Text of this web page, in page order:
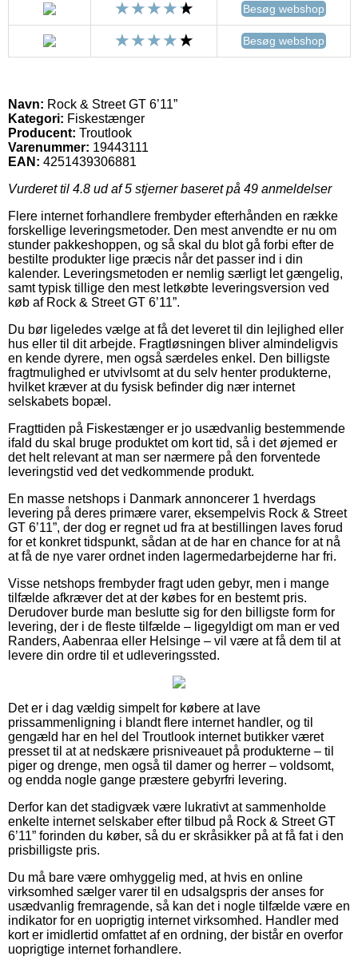
Besøg webshop
Besøg webshop
Navn: Rock & Street GT 6’11”
Kategori: Fiskestænger
Producent: Troutlook
Varenummer: 19443111
EAN: 4251439306881
Vurderet til 4.8 ud af 5 stjerner baseret på 49 anmeldelser
Flere internet forhandlere frembyder efterhånden en række
forskellige leveringsmetoder. Den mest anvendte er nu om
stunder pakkeshoppen, og så skal du blot gå forbi efter de
bestilte produkter lige præcis når det passer ind i din
kalender. Leveringsmetoden er nemlig særligt let gængelig,
samt typisk tillige den mest letkøbte leveringsversion ved
køb af Rock & Street GT 6’11”.
Du bør ligeledes vælge at få det leveret til din lejlighed eller
hus eller til dit arbejde. Fragtløsningen bliver almindeligvis
en kende dyrere, men også særdeles enkel. Den billigste
fragtmulighed er utvivlsomt at du selv henter produkterne,
hvilket kræver at du fysisk befinder dig nær internet
selskabets bopæl.
Fragttiden på Fiskestænger er jo usædvanlig bestemmende
ifald du skal bruge produktet om kort tid, så i det øjemed er
det helt relevant at man ser nærmere på den forventede
leveringstid ved det vedkommende produkt.
En masse netshops i Danmark annoncerer 1 hverdags
levering på deres primære varer, eksempelvis Rock & Street
GT 6’11”, der dog er regnet ud fra at bestillingen laves forud
for et konkret tidspunkt, sådan at de har en chance for at nå
at få de nye varer ordnet inden lagermedarbejderne har fri.
Visse netshops frembyder fragt uden gebyr, men i mange
tilfælde afkræver det at der købes for en bestemt pris.
Derudover burde man beslutte sig for den billigste form for
levering, der i de fleste tilfælde – ligegyldigt om man er ved
Randers, Aabenraa eller Helsinge – vil være at få dem til at
levere din ordre til et udleveringssted.
Det er i dag vældig simpelt for købere at lave
prissammenligning i blandt flere internet handler, og til
gengæld har en hel del Troutlook internet butikker været
presset til at at nedskære prisniveauet på produkterne – til
piger og drenge, men også til damer og herrer – voldsomt,
og endda nogle gange præstere gebyrfri levering.
Derfor kan det stadigvæk være lukrativt at sammenholde
enkelte internet selskaber efter tilbud på Rock & Street GT
6’11” forinden du køber, så du er skråsikker på at få fat i den
prisbilligste pris.
Du må bare være omhyggelig med, at hvis en online
virksomhed sælger varer til en udsalgspris der anses for
usædvanlig fremragende, så kan det i nogle tilfælde være en
indikator for en uoprigtig internet virksomhed. Handler med
kort er imidlertid omfattet af en ordning, der bistår en overfor
uoprigtige internet forhandlere.